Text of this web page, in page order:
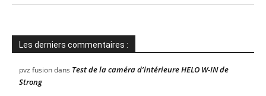
Les derniers commentaires :
pvz fusiondans Test de la caméra d’intérieure HELO W-IN de
Strong